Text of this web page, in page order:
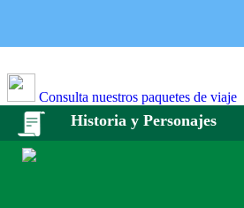
Consulta nuestros paquetes de viaje
Historia y Personajes